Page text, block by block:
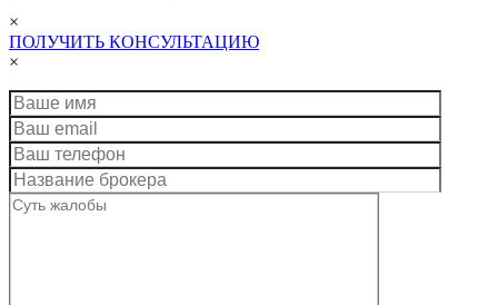
×
ПОЛУЧИТЬ КОНСУЛЬТАЦИЮ
×